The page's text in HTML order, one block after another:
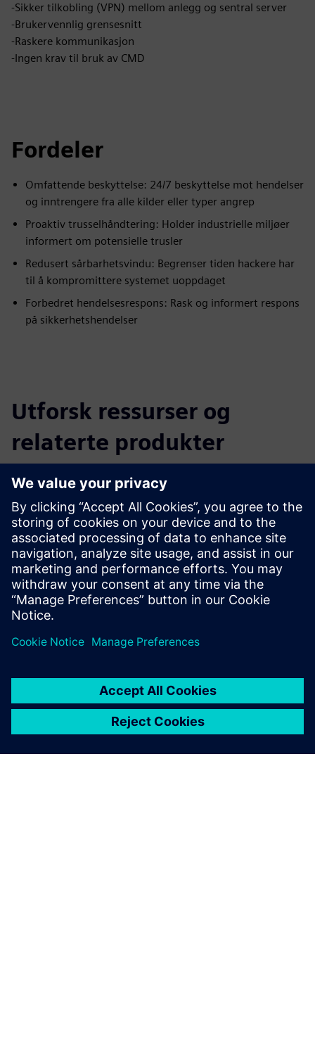
-Sikker tilkobling (VPN) mellom anlegg og sentral server
-Brukervennlig grensesnitt
-Raskere kommunikasjon
-Ingen krav til bruk av CMD
Fordeler
Omfattende beskyttelse: 24/7 beskyttelse mot hendelser
og inntrengere fra alle kilder eller typer angrep
Proaktiv trusselhåndtering: Holder industrielle miljøer
informert om potensielle trusler
Redusert sårbarhetsvindu: Begrenser tiden hackere har
til å kompromittere systemet uoppdaget
Forbedret hendelsesrespons: Rask og informert respons
på sikkerhetshendelser
Utforsk ressurser og
relaterte produkter
Tilleggsinformasjon og ressurser
Deuser | Hjemmeside
Forutsetninger
Integrasjon gjennom SINEMA RC